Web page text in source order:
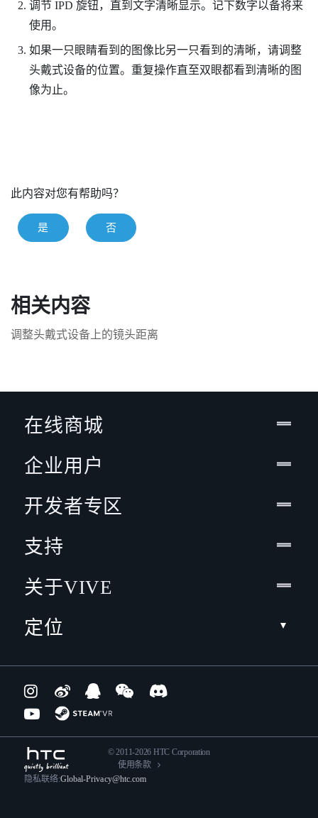
调节 IPD 旋钮，直到文字清晰显示。记下数字以备将来
使用。
如果一只眼睛看到的图像比另一只看到的清晰，请调整
头戴式设备的位置。重复操作直至双眼都看到清晰的图
像为止。
此内容对您有帮助吗？
是 否
相关内容
调整头戴式设备上的镜头距离
在线商城
企业用户
开发者专区
支持
关于VIVE
定位
© 2011-2026 HTC Corporation
使用条款
隐私联络:Global-Privacy@htc.com